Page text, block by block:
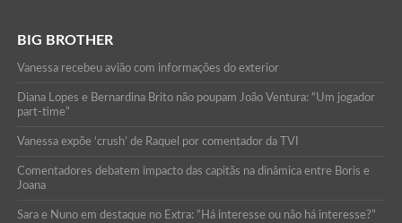
BIG BROTHER
Vanessa recebeu avião com informações do exterior
Diana Lopes e Bernardina Brito não poupam João Ventura: “Um jogador
part-time”
Vanessa expõe ‘crush’ de Raquel por comentador da TVI
Comentadores debatem impacto das capitãs na dinâmica entre Boris e
Joana
Sara e Nuno em destaque no Extra: “Há interesse ou não há interesse?”